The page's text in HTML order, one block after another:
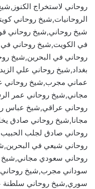
روحاني لاستخراج
الروحانيات,شيخ روحاني
شيخ روحاني,شيخ روحاني
في الكويت,شيخ روحاني
روحاني في البحرين,شيخ
بغداد,شيخ روحاني علي
عماني مجرب,شيخ روحاني
مجاني,شيخ روحاني عمر
روحاني عراقي,شيخ عباس
مجانا,شيخ روحاني صادق
روحاني صادق لجلب
روحاني شيعي في
روحاني سعودي مجاني,شيخ
سوداني مجرب,شيخ
سوري,شيخ روحاني سلطنة